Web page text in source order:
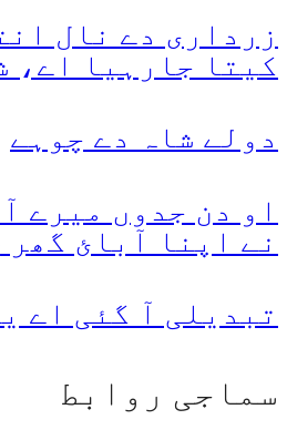
زرداری دے نال
کیتا جارہیا اے،
دولے شاہ دے چوہے
او دن جدوں میرے
نے اپنا آبائ گھر
تبدیلی آ گئی اے
سماجی روابط